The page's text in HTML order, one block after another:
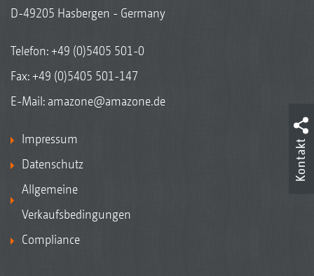
D-49205 Hasbergen - Germany
Telefon:+49 (0)5405 501-0
Fax: +49 (0)5405 501-147
E-Mail: amazone@amazone.de
Impressum
Datenschutz
Allgemeine
Verkaufsbedingungen
Compliance
Kontakt